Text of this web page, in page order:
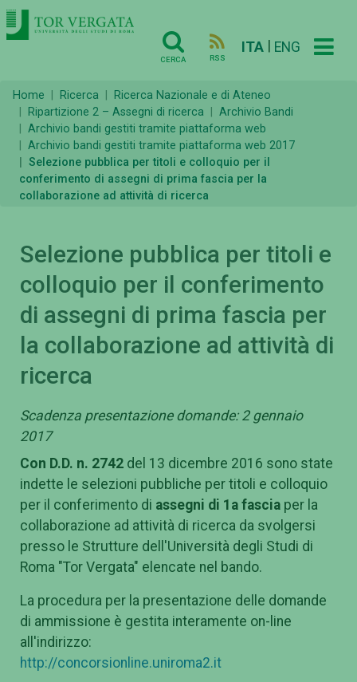
CERCA RSS
ITA ENG
Home Ricerca
Ricerca Nazionale e di Ateneo
Ripartizione 2 – Assegni di ricerca
Archivio Bandi
Archivio bandi gestiti tramite piattaforma web
Archivio bandi gestiti tramite piattaforma web 2017
Selezione pubblica per titoli e colloquio per il
conferimento di assegni di prima fascia per la
collaborazione ad attività di ricerca
Selezione pubblica per titoli e
colloquio per il conferimento
di assegni di prima fascia per
la collaborazione ad attività di
ricerca
Scadenza presentazione domande: 2 gennaio
2017
Con D.D. n. 2742 del 13 dicembre 2016 sono state
indette le selezioni pubbliche per titoli e colloquio
per il conferimento di assegni di 1a fascia per la
collaborazione ad attività di ricerca da svolgersi
presso le Strutture dell'Università degli Studi di
Roma "Tor Vergata" elencate nel bando.
La procedura per la presentazione delle domande
di ammissione è gestita interamente on-line
all'indirizzo:
http://concorsionline.uniroma2.it